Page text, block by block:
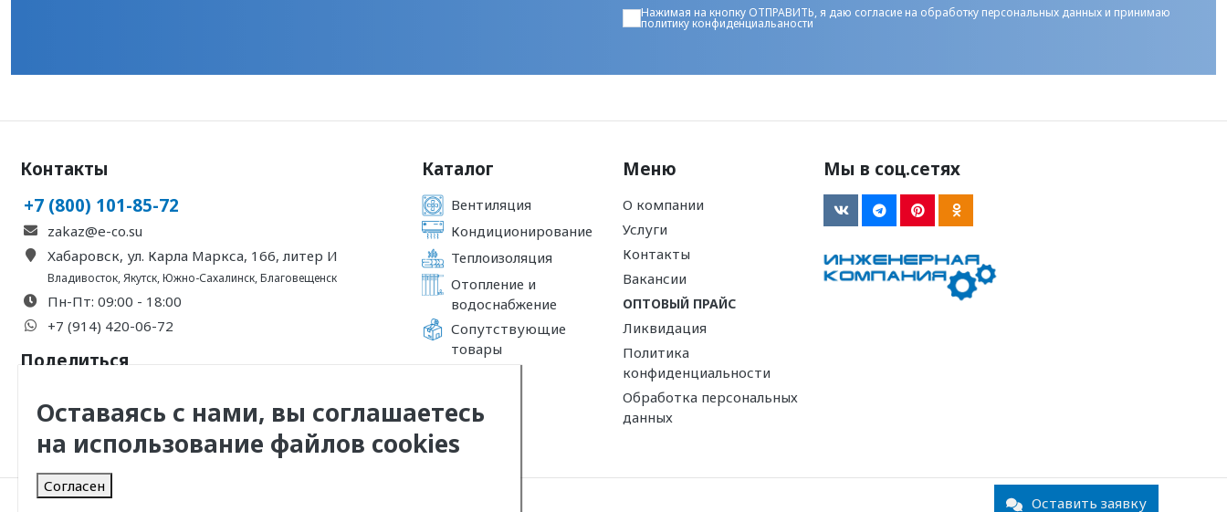
Нажимая на кнопку ОТПРАВИТЬ, я даю согласие на обработку персональных данных и принимаю
политику конфиденциальаности
Контакты
+7 (800) 101-85-72
zakaz@e-co.su
Хабаровск, ул. Карла Маркса, 166, литер И
Владивосток,Якутск,Южно-Сахалинск,Благовещенск
Пн-Пт: 09:00 - 18:00
+7 (914) 420-06-72
Поделиться
Каталог
Вентиляция
Кондиционирование
Теплоизоляция
Отопление и
водоснабжение
Сопутствующие
товары
Меню
О компании
Услуги
Контакты
Вакансии
ОПТОВЫЙ ПРАЙС
Ликвидация
Политика
конфиденциальности
Обработка персональных
данных
Мы в соц.сетях
Оставаясь с нами, вы соглашаетесь
на использование файлов cookies
Согласен
Оставить заявку